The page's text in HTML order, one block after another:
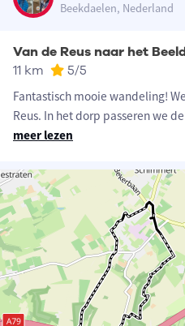
Beekdaelen, Nederland
Van de Reus naar het
11 km 5/5
Fantastisch mooie wandeling!
Reus. In het dorp passeren we
meer lezen